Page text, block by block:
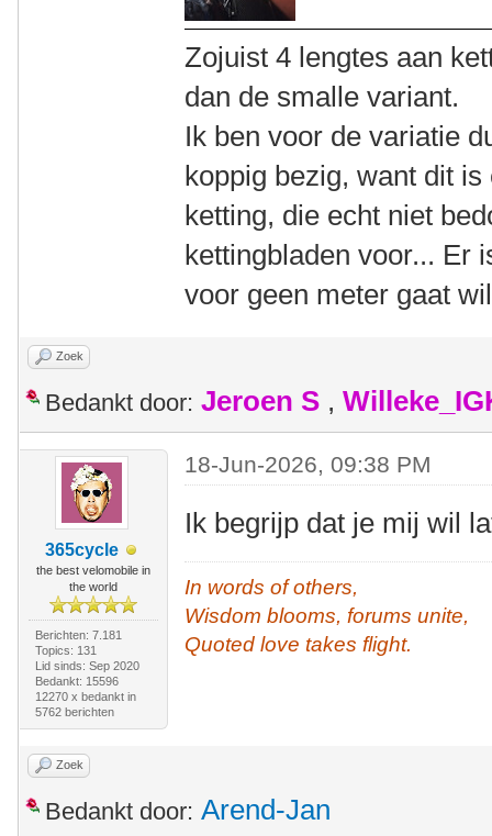
Zojuist 4 lengtes aan
dan de smalle variant.
Ik ben voor de variatie
koppig bezig, want dit
ketting, die echt niet
kettingbladen voor... Er
voor geen meter gaat
Zoek
Bedankt door: Jeroen S ,
365cycle
the best velomobile in
the world
Berichten: 7.181
Topics: 131
Lid sinds: Sep 2020
Bedankt: 15596
12270 x bedankt in
5762 berichten
18-Jun-2026, 09:38 PM
Ik begrijp dat je mij wil
In words of others,
Wisdom blooms, forums unite,
Quoted love takes flight.
Zoek
Bedankt door: Arend-Jan